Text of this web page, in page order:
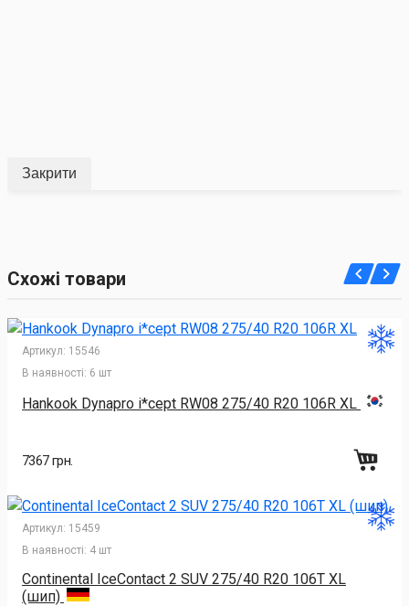
Закрити
Схожі товари
Артикул: 15546
В наявності: 6 шт
Hankook Dynapro i*cept RW08 275/40 R20 106R XL
7367 грн.
Артикул: 15459
В наявності: 4 шт
Continental IceContact 2 SUV 275/40 R20 106T XL
(шип)